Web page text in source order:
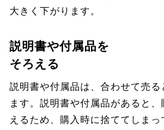
大きく下がります。
説明書や付属品を
そろえる
説明書や付属品は、合わせて売
ます。説明書や付属品があると
えるため、購入時に捨ててしま